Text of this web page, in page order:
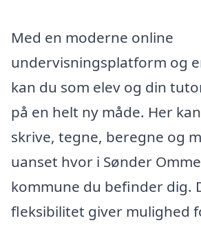
Med en moderne online
undervisningsplatform og
kan du som elev og din
på en helt ny måde. Her
skrive, tegne, beregne og
uanset hvor i Sønder
kommune du befinder dig.
fleksibilitet giver mulighed